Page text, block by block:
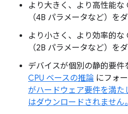
より大きく、より高性能な
（4B パラメータなど）を
より小さく、より効率的な
（2B パラメータなど）を
デバイスが個別の静的要件
CPU ベースの推論 にフォ
がハードウェア要件を満た
はダウンロードされません。